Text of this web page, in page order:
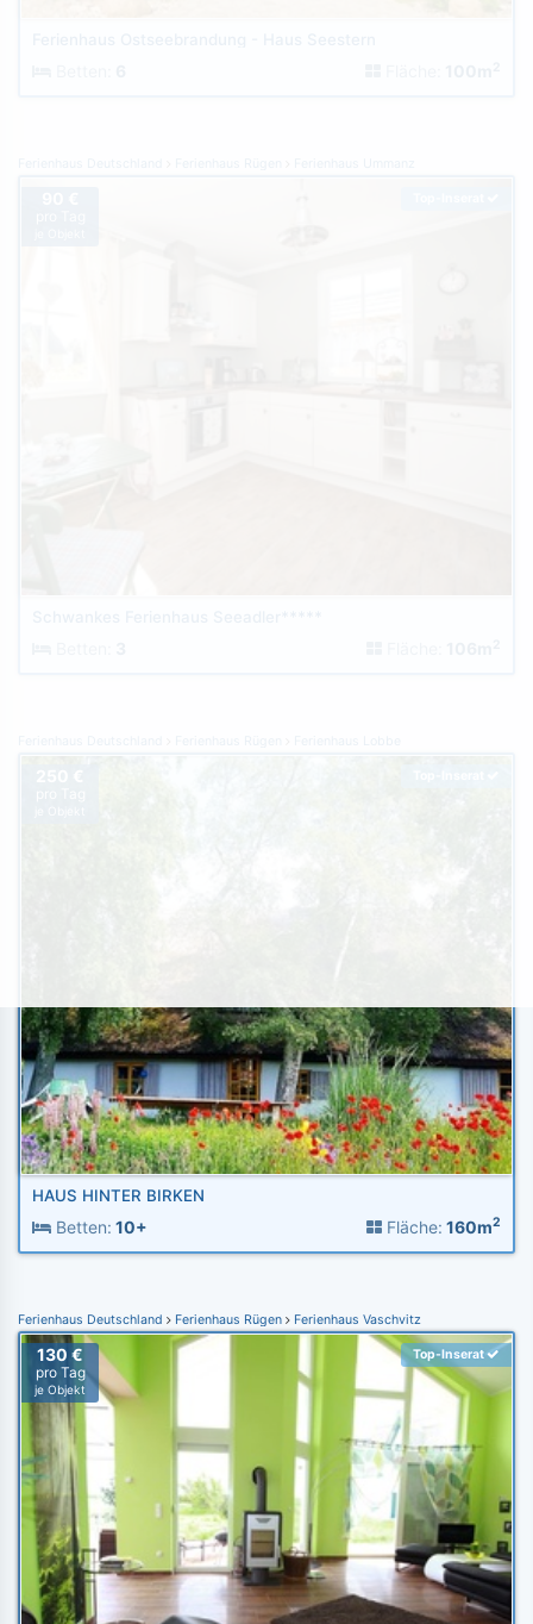
HAUS HINTER BIRKEN
Betten: 10+ Fläche: 160m2
Ferienhaus Deutschland Ferienhaus Rügen Ferienhaus Vaschvitz
130 €
pro Tag
je Objekt
Top-Inserat